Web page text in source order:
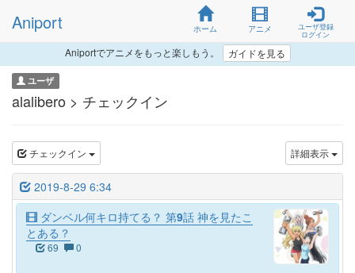
Aniport ホーム アニメ
ユーザ登録
ログイン
Aniportでアニメをもっと楽しもう。 ガイドを見る
ユーザ
alalibero > チェックイン
チェックイン 詳細表示
2019-8-29 6:34
ダンベル何キロ持てる？ 第9話 神を見たこ
とある？
69 0